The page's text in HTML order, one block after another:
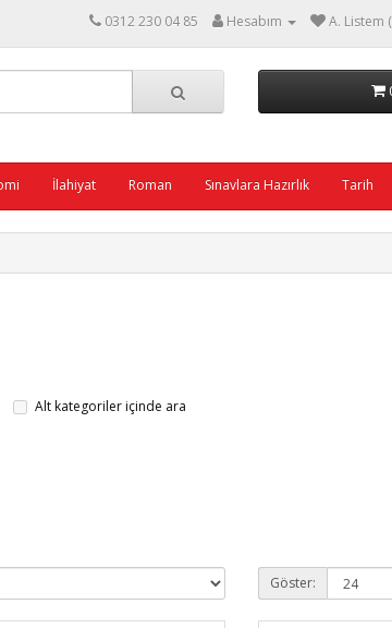
0312 230 04 85 Hesabım A. Listem
İlahiyat Roman Sınavlara Hazırlık Tarih
Alt kategoriler içinde ara
Göster: